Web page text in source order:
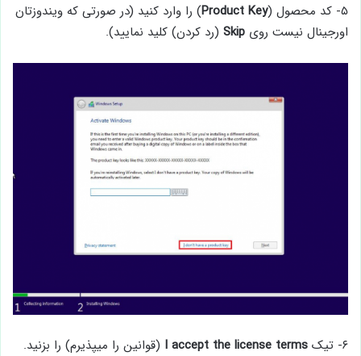
۵- کد محصول ( Product Key
) را وارد کنید (در صورتی که ویندوزتان
اورجینال نیست روی Skip (رد کردن) کلید نمایید).
۶- تیک I accept the license terms (قوانین را میپذیرم) را بزنید.